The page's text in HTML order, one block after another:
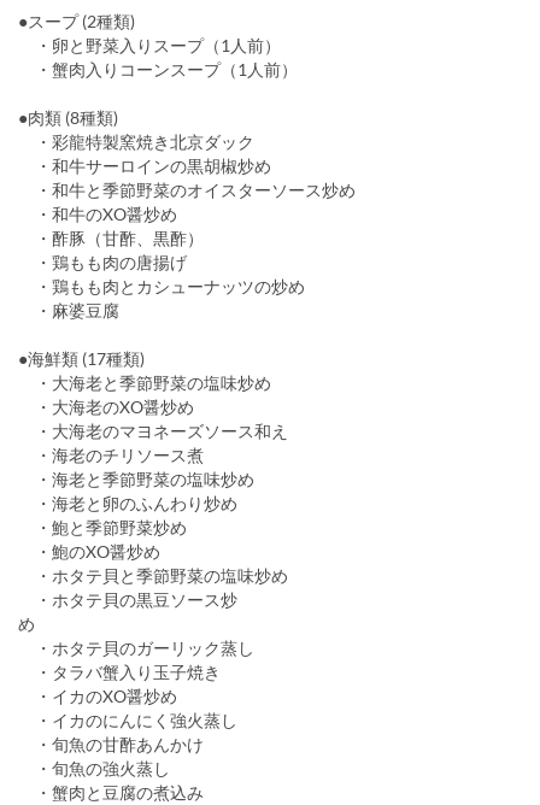
●スープ (2種類)
・卵と野菜入りスープ（1人前）
・蟹肉入りコーンスープ（1人前）
●肉類 (8種類)
・彩龍特製窯焼き北京ダック
・和牛サーロインの黒胡椒炒め
・和牛と季節野菜のオイスターソース炒め
・和牛のXO醤炒め
・酢豚（甘酢、黒酢）
・鶏もも肉の唐揚げ
・鶏もも肉とカシューナッツの炒め
・麻婆豆腐
●海鮮類 (17種類)
・大海老と季節野菜の塩味炒め
・大海老のXO醤炒め
・大海老のマヨネーズソース和え
・海老のチリソース煮
・海老と季節野菜の塩味炒め
・海老と卵のふんわり炒め
・鮑と季節野菜炒め
・鮑のXO醤炒め
・ホタテ貝と季節野菜の塩味炒め
・ホタテ貝の黒豆ソース炒
め
・ホタテ貝のガーリック蒸し
・タラバ蟹入り玉子焼き
・イカのXO醤炒め
・イカのにんにく強火蒸し
・旬魚の甘酢あんかけ
・旬魚の強火蒸し
・蟹肉と豆腐の煮込み